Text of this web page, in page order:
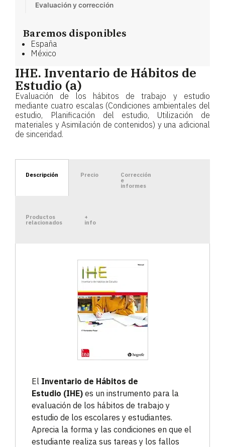
Evaluación y corrección
Baremos disponibles
España
México
IHE. Inventario de Hábitos de
Estudio (a)
Evaluación de los hábitos de trabajo y estudio
mediante cuatro escalas (Condiciones ambientales del
estudio, Planificación del estudio, Utilización de
materiales y Asimilación de contenidos) y una adicional
de sinceridad.
Descripción Precio Corrección
e
informes
Productos
relacionados
+
info
El Inventario de Hábitos de
Estudio (IHE) es un instrumento para la
evaluación de los hábitos de trabajo y
estudio de los escolares y estudiantes.
Aprecia la forma y las condiciones en que el
estudiante realiza sus tareas y los fallos